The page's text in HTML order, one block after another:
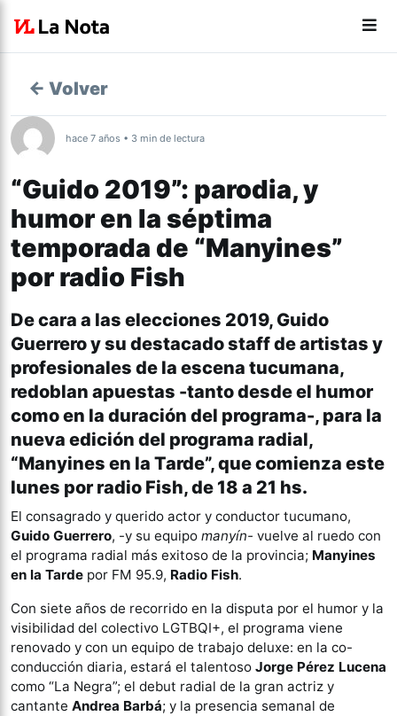
← Volver
hace 7 años • 3 min de lectura
“Guido 2019”: parodia, y
humor en la séptima
temporada de “Manyines”
por radio Fish
De cara a las elecciones 2019, Guido
Guerrero y su destacado staff de artistas y
profesionales de la escena tucumana,
redoblan apuestas -tanto desde el humor
como en la duración del programa-, para la
nueva edición del programa radial,
“Manyines en la Tarde”, que comienza este
lunes por radio Fish, de 18 a 21 hs.
El consagrado y querido actor y conductor tucumano,
Guido Guerrero, -y su equipo manyín- vuelve al ruedo con
el programa radial más exitoso de la provincia; Manyines
en la Tarde por FM 95.9, Radio Fish.
Con siete años de recorrido en la disputa por el humor y la
visibilidad del colectivo LGTBQI+, el programa viene
renovado y con un equipo de trabajo deluxe: en la co-
conducción diaria, estará el talentoso Jorge Pérez Lucena
como “La Negra”; el debut radial de la gran actriz y
cantante Andrea Barbá; y la presencia semanal de